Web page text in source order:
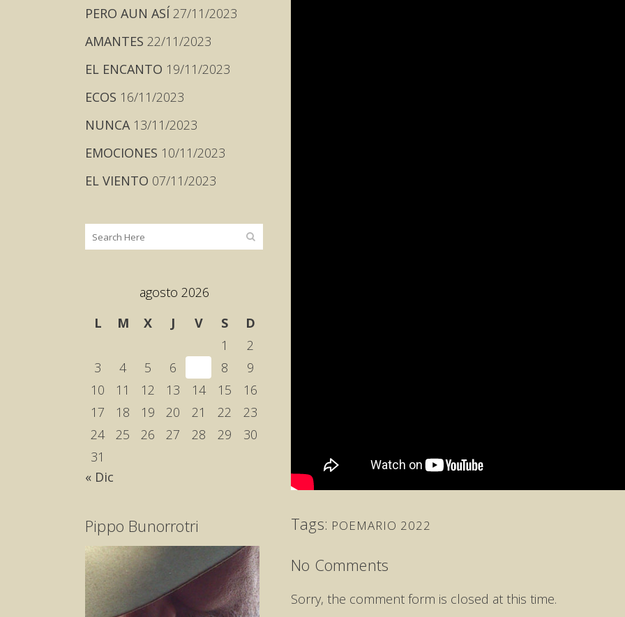
PERO AUN ASÍ 27/11/2023
AMANTES 22/11/2023
EL ENCANTO 19/11/2023
ECOS 16/11/2023
NUNCA 13/11/2023
EMOCIONES 10/11/2023
EL VIENTO 07/11/2023
agosto 2026
L
M X J V S
D
1
2
3
4 5 6 8
9
10
11 12 13 14 15
16
17
18 19 20 21 22
23
24
25 26 27 28 29
30
31
« Dic
Pippo Bunorrotri Tags: POEMARIO 2022
No Comments
Sorry, the comment form is closed at this time.